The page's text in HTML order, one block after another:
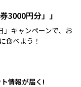
3000円分」」
」キャンペーンで、お
食べよう！
情報が届く!